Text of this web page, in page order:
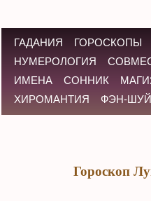
ГАДАНИЯ ГОРОСКОПЫ
НУМЕРОЛОГИЯ
ИМЕНА
СОННИК
ХИРОМАНТИЯ
ФЭН-ШУЙ
Гороскоп